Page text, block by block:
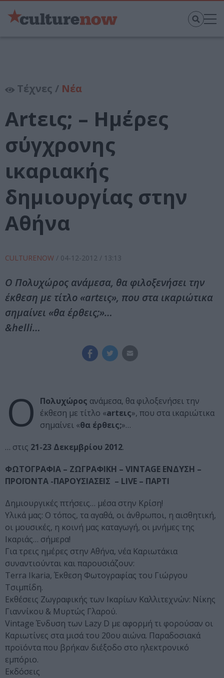
Τέχνες / Νέα
Artεις; – Ημέρες
σύγχρονης
ικαριακής
δημιουργίας στην
Αθήνα
CULTURENOW / 04-12-2012 / 13:13
O Πολυχώρος ανάμεσα, θα φιλοξενήσει την
έκθεση με τίτλο «artεις», που στα ικαριώτικα
σημαίνει «θα έρθεις;»…
&helli…
O Πολυχώρος ανάμεσα, θα φιλοξενήσει την
έκθεση με τίτλο «artεις», που στα ικαριώτικα
σημαίνει «θα έρθεις;»…
… στις 21-23 Δεκεμβρίου 2012.
ΦΩΤΟΓΡΑΦΙΑ – ΖΩΓΡΑΦΙΚΗ – VINTAGE ΕΝΔΥΣΗ –
ΠΡΟΪΟΝΤΑ -ΠΑΡΟΥΣΙΑΣΕΙΣ – LIVE – ΠΑΡΤΙ
Δημιουργικές πτήσεις… μέσα στην Κρίση!
Υλικά μας: Ο τόπος, τα αγαθά, οι άνθρωποι, η αισθητική,
οι μουσικές, η κοινή μας καταγωγή, οι μνήμες της
Ικαριάς… σήμερα!
Για τρεις ημέρες στην Αθήνα, νέα Καριωτάκια
συναντιούνται και παρουσιάζουν:
Terra Ikaria, Έκθεση Φωτογραφίας του Γιώργου
Τσιμπίδη.
Εκθέσεις Ζωγραφικής των Ικαρίων Καλλιτεχνών: Νίκης
Γιαννίκου & Μυρτώς Γλαρού.
Vintage Ένδυση των Lazy D με αφορμή τι φορούσαν οι
Καριωτίνες στα μισά του 20ου αιώνα. Παραδοσιακά
προϊόντα που βρήκαν διέξοδο στο ηλεκτρονικό
εμπόριο.
Εκδόσεις